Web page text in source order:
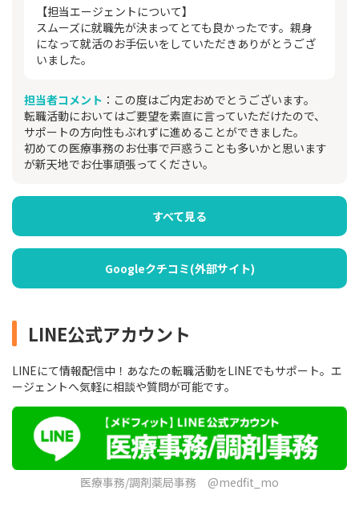
【担当エージェントについて】
スムーズに就職先が決まってとても良かったです。親身
になって就活のお手伝いをしていただきありがとうござ
いました。
担当者コメント ：この度はご内定おめでとうございます。
転職活動においてはご要望を素直に言っていただけたので、
サポートの方向性もぶれずに進めることができました。
初めての医療事務のお仕事で戸惑うことも多いかと思います
が新天地でお仕事頑張ってください。
すべて見る
Googleクチコミ(外部サイト)
LINE公式アカウント
LINEにて情報配信中！あなたの転職活動をLINEでもサポート。エ
ージェントへ気軽に相談や質問が可能です。
医療事務/調剤薬局事務 @medfit_mo